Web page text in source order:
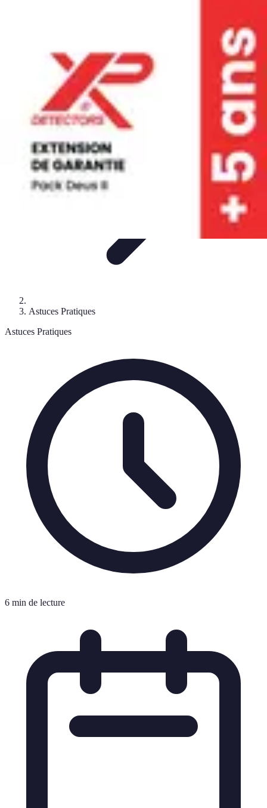
Techniques de Relaxation
Astuces Anti Stress
Astuces Pratiques
Astuces Pratiques
6 min de lecture